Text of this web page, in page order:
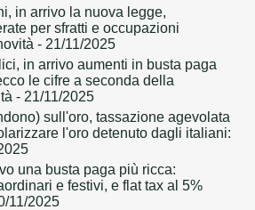
in arrivo la nuova legge,
per sfratti e occupazioni
- 21/11/2025
in arrivo aumenti in busta paga
le cifre a seconda della
- 21/11/2025
sull'oro, tassazione agevolata
l'oro detenuto dagli italiani:
una busta paga più ricca:
e festivi, e flat tax al 5%
11/2025